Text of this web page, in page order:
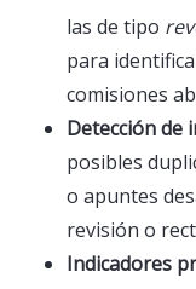
las de tipo
para
comisiones
Detección de
posibles
o apuntes
revisión o
Indicadores